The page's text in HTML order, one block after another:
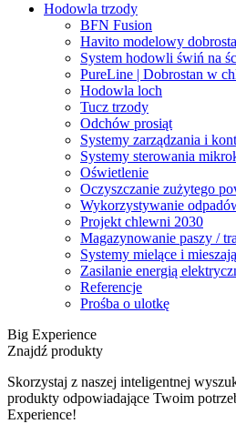
Hodowla trzody
BFN Fusion
Havito modelowy
System hodowli świń na
PureLine | Dobrostan w
Hodowla loch
Tucz trzody
Odchów prosiąt
Systemy zarządzania i
Systemy sterowania
Oświetlenie
Oczyszczanie zużytego
Wykorzystywanie
Projekt chlewni 2030
Magazynowanie paszy /
Systemy mielące i
Zasilanie energią
Referencje
Prośba o ulotkę
Big Experience
Znajdź produkty
Skorzystaj z naszej inteligentnej
produkty odpowiadające Twoim
Experience!